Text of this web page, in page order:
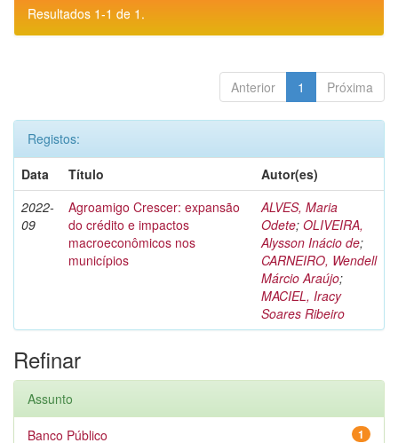
Resultados 1-1 de 1.
Anterior 1 Próxima
Registos:
Data
Título
Autor(es)
2022-
09
Agroamigo Crescer: expansão
do crédito e impactos
macroeconômicos nos
municípios
ALVES, Maria
Odete; OLIVEIRA,
Alysson Inácio de;
CARNEIRO, Wendell
Márcio Araújo;
MACIEL, Iracy
Soares Ribeiro
Refinar
Assunto
1
Banco Público